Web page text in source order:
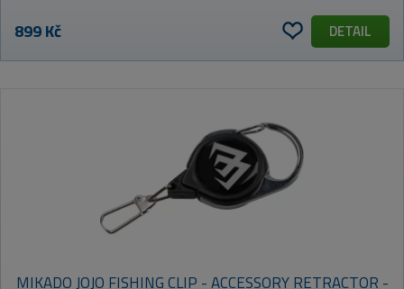
899 Kč DETAIL
MIKADO JOJO FISHING CLIP - ACCESSORY RETRACTOR -